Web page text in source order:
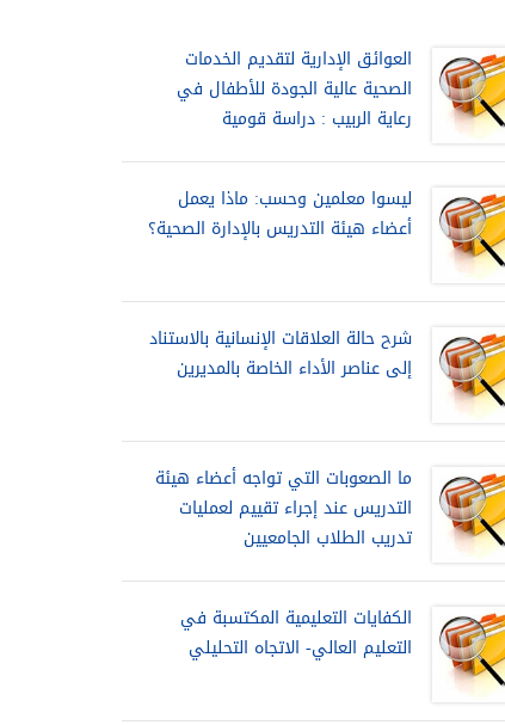
العوائق الإدارية لتقديم الخدمات
الصحية عالية الجودة للأطفال في
رعاية الربيب : دراسة قومية
ليسوا معلمين وحسب: ماذا يعمل
أعضاء هيئة التدريس بالإدارة الصحية؟
شرح حالة العلاقات الإنسانية بالاستناد
إلى عناصر الأداء الخاصة بالمديرين
ما الصعوبات التي تواجه أعضاء هيئة
التدريس عند إجراء تقييم لعمليات
تدريب الطلاب الجامعيين
الكفايات التعليمية المكتسبة في
التعليم العالي- الاتجاه التحليلي